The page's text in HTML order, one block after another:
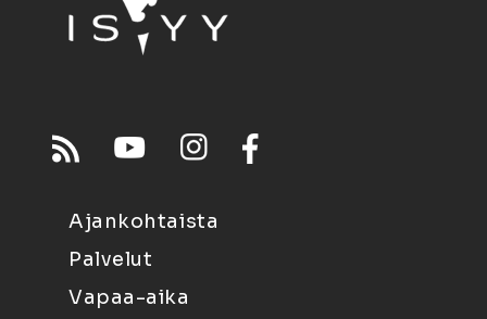
Ajankohtaista
Palvelut
Vapaa-aika